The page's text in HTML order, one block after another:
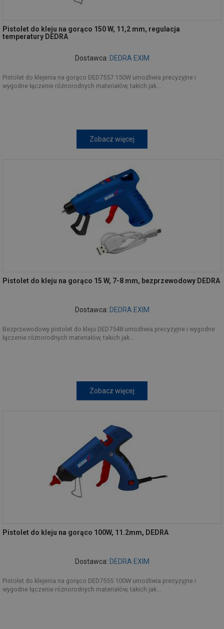
Pistolet do kleju na gorąco 150 W, 11,2 mm, regulacja
temperatury DEDRA
Dostawca: DEDRA EXIM
Pistolet do klejenia na gorąco DED7557 150W umożliwia precyzyjne i
wygodne łączenie różnorodnych materiałów, takich jak...
Zobacz więcej
Pistolet do kleju na gorąco 15 W, 7-8 mm, bezprzewodowy DEDRA
Dostawca: DEDRA EXIM
Bezprzewodowy pistolet do kleju DED7548 umożliwia precyzyjne i wygodne
łączenie różnorodnych materiałów, takich jak...
Zobacz więcej
Pistolet do kleju na gorąco 100W, 11.2mm, DEDRA
Dostawca: DEDRA EXIM
Pistolet do klejenia na gorąco DED7555 100W umożliwia precyzyjne i
wygodne łączenie różnorodnych materiałów, takich jak...